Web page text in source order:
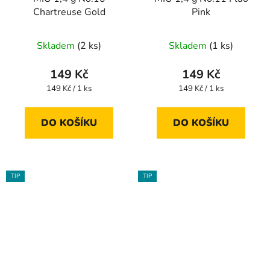
Chartreuse Gold
Skladem (2 ks)
149 Kč
Měrná
149 Kč / 1 ks
DO KOŠÍKU
Pink
Skladem (1 ks)
149 Kč
Měrná
149 Kč / 1 ks
DO KOŠÍKU
TIP TIP